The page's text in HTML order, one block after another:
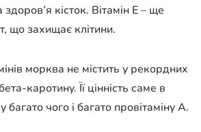
кісток. Вітамін Е – ще
що захищає клітини.
морква не містить у рекордних
каротину. Її цінність саме в
багато чого і багато провітаміну А.